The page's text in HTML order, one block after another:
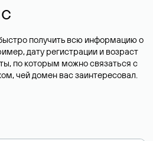
получить всю информацию о
дату регистрации и возраст
по которым можно связаться с
чей домен вас заинтересовал.